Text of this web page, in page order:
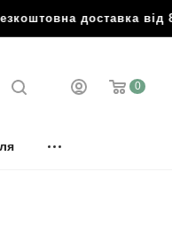
доставка від 899
0